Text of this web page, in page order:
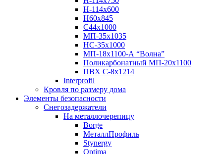
Н-114х600
Н60х845
С44х1000
МП-35х1035
НС-35х1000
МП-18х1100-А “Волна”
Поликарбонатный МП-20х1100
ПВХ С-8х1214
Interprofil
Кровля по размеру дома
Элементы безопасности
Снегозадержатели
На металлочерепицу
Borge
МеталлПрофиль
Stynergy
Optima